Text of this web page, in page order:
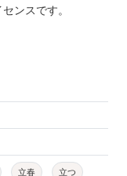
ンスです。
立春 立つ